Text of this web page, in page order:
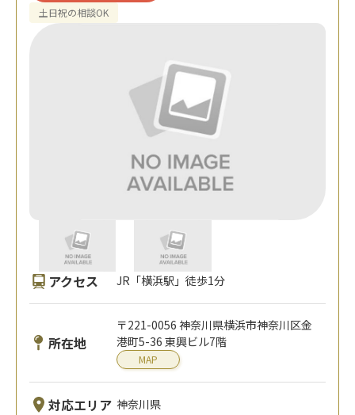
土日祝の相談OK
アクセス JR「横浜駅」徒歩1分
所在地
〒221-0056 神奈川県横浜市神奈川区金
港町5-36 東興ビル7階
MAP
対応エリア 神奈川県